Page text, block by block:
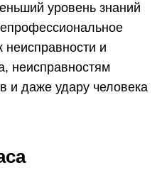
уровень знаний
неисправности и
неисправностям
и даже удару человека